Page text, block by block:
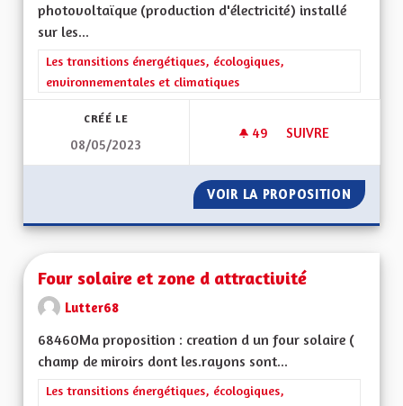
photovoltaïque (production d'électricité) installé
sur les...
Filtrer les résultats de la catégorie : Les transitions
Les transitions énergétiques, écologiques,
environnementales et climatiques
CRÉÉ LE
08/05/2023
49 49 ABONNÉS
SUIVRE
VOIR LA PROPOSITION
Four solaire et zone d attractivité
Lutter68
68460Ma proposition : creation d un four solaire (
champ de miroirs dont les.rayons sont...
Filtrer les résultats de la catégorie : Les transitions
Les transitions énergétiques, écologiques,